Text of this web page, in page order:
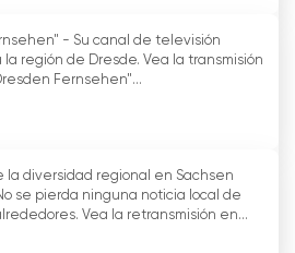
- Su canal de televisión
la región de Dresde. Vea la transmisión
Fernsehen"...
la diversidad regional en Sachsen
se pierda ninguna noticia local de
Vea la retransmisión en...